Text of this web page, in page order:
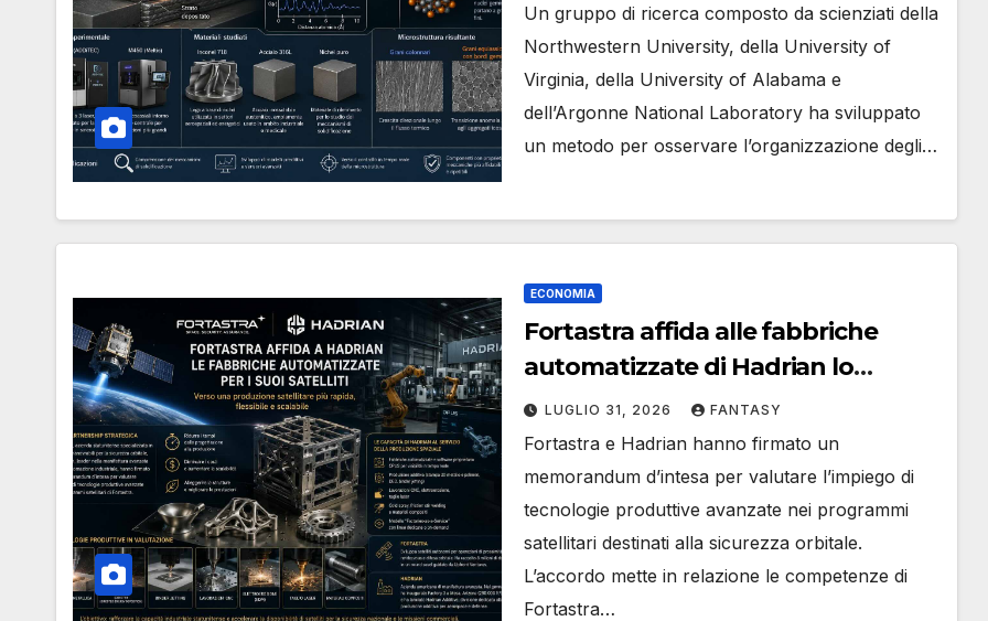
Un gruppo di ricerca composto da scienziati della
Northwestern University, della University of
Virginia, della University of Alabama e
dell’Argonne National Laboratory ha sviluppato
un metodo per osservare l’organizzazione degli…
ECONOMIA
Fortastra affida alle fabbriche
automatizzate di Hadrian lo
sviluppo della produzione
satellitare
LUGLIO 31, 2026 FANTASY
Fortastra e Hadrian hanno firmato un
memorandum d’intesa per valutare l’impiego di
tecnologie produttive avanzate nei programmi
satellitari destinati alla sicurezza orbitale.
L’accordo mette in relazione le competenze di
Fortastra…